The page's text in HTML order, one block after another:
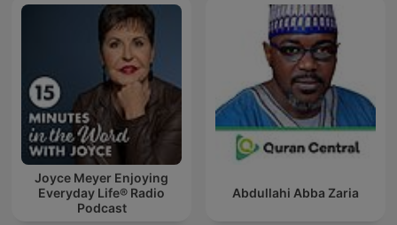
Joyce Meyer Enjoying
Everyday Life® Radio
Podcast
Abdullahi Abba Zaria